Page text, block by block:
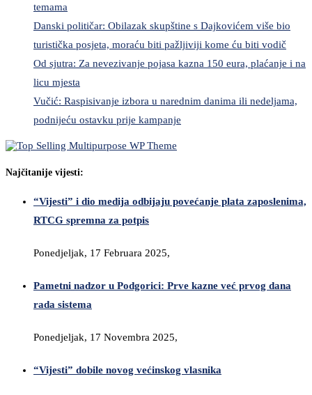
temama
Danski političar: Obilazak skupštine s Dajkovićem više bio
turistička posjeta, moraću biti pažljiviji kome ću biti vodič
Od sjutra: Za nevezivanje pojasa kazna 150 eura, plaćanje i na
licu mjesta
Vučić: Raspisivanje izbora u narednim danima ili nedeljama,
podnijeću ostavku prije kampanje
Najčitanije vijesti:
“Vijesti” i dio medija odbijaju povećanje plata zaposlenima,
RTCG spremna za potpis
Ponedjeljak, 17 Februara 2025,
Pametni nadzor u Podgorici: Prve kazne već prvog dana
rada sistema
Ponedjeljak, 17 Novembra 2025,
“Vijesti” dobile novog većinskog vlasnika